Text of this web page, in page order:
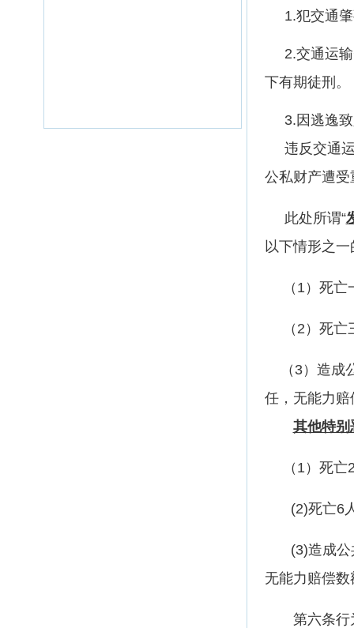
1.犯交通肇
2.交通运输
下有期徒刑。
3.因逃逸致
违反交通
公私财产遭
此处所谓“
以下情形之
（1）死亡
（2）死亡
（3）造成
任，无能力
其他特别
（1）死亡
(2)死亡6
(3)造成公
无能力赔偿
第六条行